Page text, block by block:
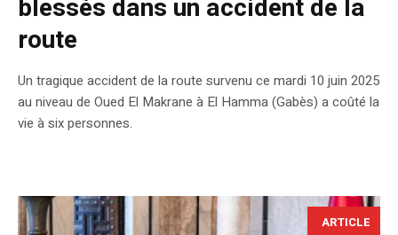
blessés dans un accident de la
route
Un tragique accident de la route survenu ce mardi 10 juin 2025
au niveau de Oued El Makrane à El Hamma (Gabès) a coûté la
vie à six personnes.
ARTICLE